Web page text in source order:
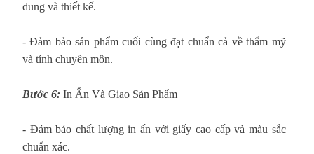
dung và thiết kế.
- Đảm bảo sản phẩm cuối cùng đạt chuẩn cả về thẩm mỹ
và tính chuyên môn.
Bước 6: In Ấn Và Giao Sản Phẩm
- Đảm bảo chất lượng in ấn với giấy cao cấp và màu sắc
chuẩn xác.